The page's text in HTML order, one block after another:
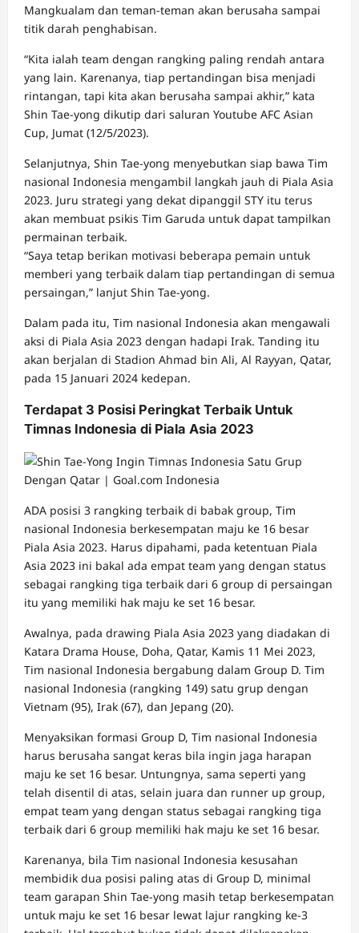
Mangkualam dan teman-teman akan berusaha sampai
titik darah penghabisan.
“Kita ialah team dengan rangking paling rendah antara
yang lain. Karenanya, tiap pertandingan bisa menjadi
rintangan, tapi kita akan berusaha sampai akhir,” kata
Shin Tae-yong dikutip dari saluran Youtube AFC Asian
Cup, Jumat (12/5/2023).
Selanjutnya, Shin Tae-yong menyebutkan siap bawa Tim
nasional Indonesia mengambil langkah jauh di Piala Asia
2023. Juru strategi yang dekat dipanggil STY itu terus
akan membuat psikis Tim Garuda untuk dapat tampilkan
permainan terbaik.
“Saya tetap berikan motivasi beberapa pemain untuk
memberi yang terbaik dalam tiap pertandingan di semua
persaingan,” lanjut Shin Tae-yong.
Dalam pada itu, Tim nasional Indonesia akan mengawali
aksi di Piala Asia 2023 dengan hadapi Irak. Tanding itu
akan berjalan di Stadion Ahmad bin Ali, Al Rayyan, Qatar,
pada 15 Januari 2024 kedepan.
Terdapat 3 Posisi Peringkat Terbaik Untuk
Timnas Indonesia di Piala Asia 2023
ADA posisi 3 rangking terbaik di babak group, Tim
nasional Indonesia berkesempatan maju ke 16 besar
Piala Asia 2023. Harus dipahami, pada ketentuan Piala
Asia 2023 ini bakal ada empat team yang dengan status
sebagai rangking tiga terbaik dari 6 group di persaingan
itu yang memiliki hak maju ke set 16 besar.
Awalnya, pada drawing Piala Asia 2023 yang diadakan di
Katara Drama House, Doha, Qatar, Kamis 11 Mei 2023,
Tim nasional Indonesia bergabung dalam Group D. Tim
nasional Indonesia (rangking 149) satu grup dengan
Vietnam (95), Irak (67), dan Jepang (20).
Menyaksikan formasi Group D, Tim nasional Indonesia
harus berusaha sangat keras bila ingin jaga harapan
maju ke set 16 besar. Untungnya, sama seperti yang
telah disentil di atas, selain juara dan runner up group,
empat team yang dengan status sebagai rangking tiga
terbaik dari 6 group memiliki hak maju ke set 16 besar.
Karenanya, bila Tim nasional Indonesia kesusahan
membidik dua posisi paling atas di Group D, minimal
team garapan Shin Tae-yong masih tetap berkesempatan
untuk maju ke set 16 besar lewat lajur rangking ke-3